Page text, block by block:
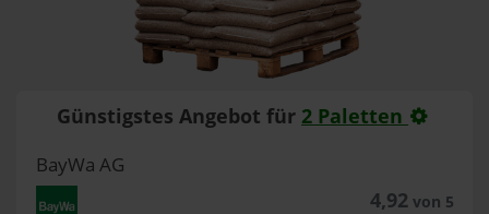
Günstigstes Angebot für 2 Paletten
BayWa AG
4,92von 5